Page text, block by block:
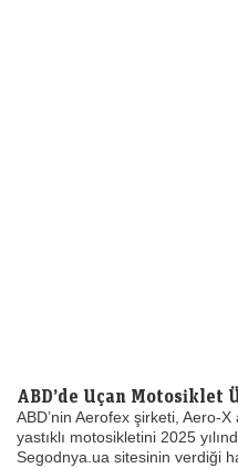
ABD’de Uçan Motosiklet
ABD’nin Aerofex şirketi, Aero-X
yastıklı motosikletini 2025
Segodnya.ua sitesinin verdiği